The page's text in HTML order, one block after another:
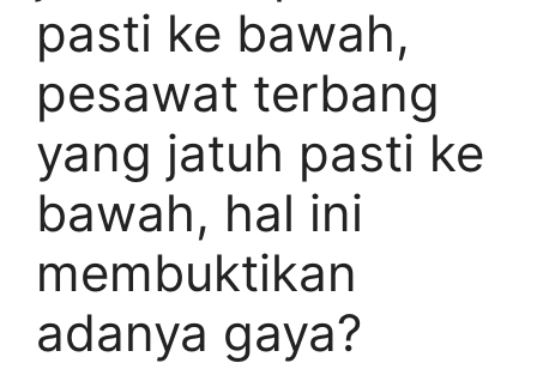
pasti ke bawah,
pesawat terbang
yang jatuh pasti ke
bawah, hal ini
membuktikan
adanya gaya?